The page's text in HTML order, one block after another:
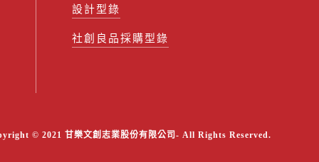
設計型錄
社創良品採購型錄
© 2021 甘樂文創志業股份有限公司- All Rights Reserved.